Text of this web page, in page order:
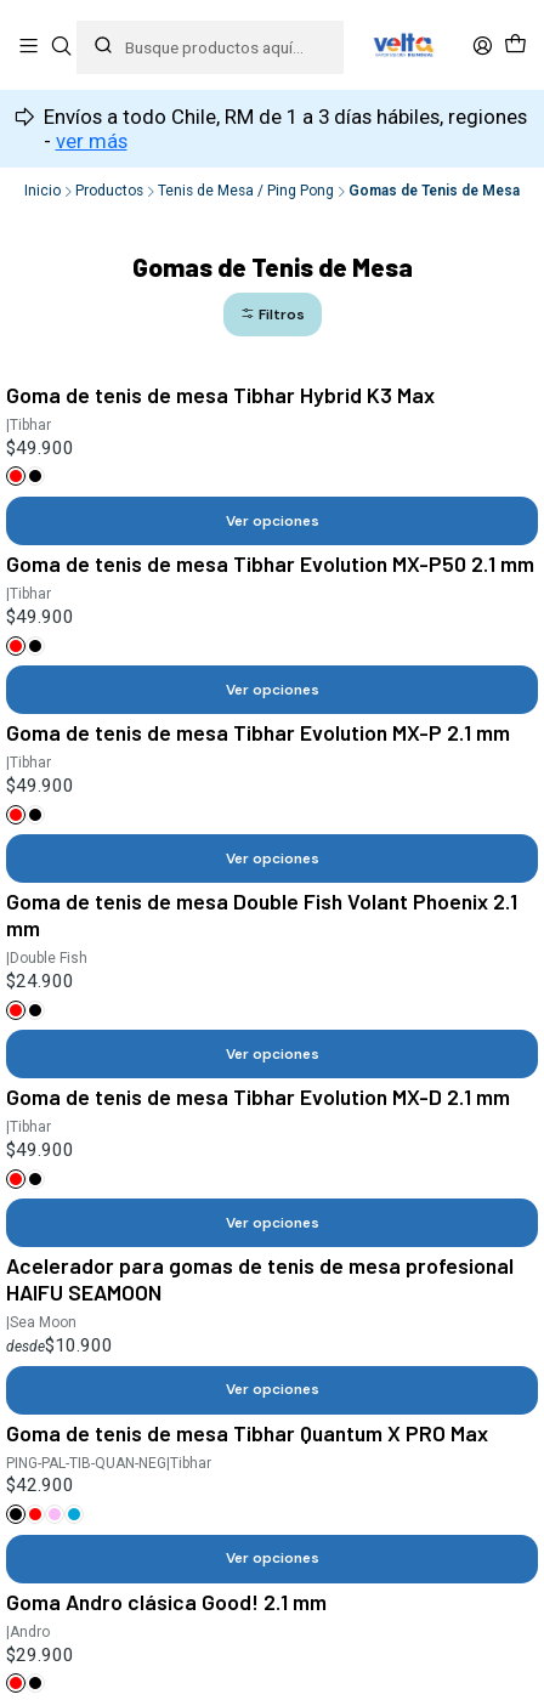
Envíos a todo Chile, RM de 1 a 3 días hábiles, regiones
- ver más
Inicio Productos Tenis de Mesa / Ping Pong Gomas de Tenis de Mesa
Gomas de Tenis de Mesa
Filtros
Goma de tenis de mesa Tibhar Hybrid K3 Max
|Tibhar
$49.900
Ver opciones
Goma de tenis de mesa Tibhar Evolution MX-P50 2.1 mm
|Tibhar
$49.900
Ver opciones
Goma de tenis de mesa Tibhar Evolution MX-P 2.1 mm
|Tibhar
$49.900
Ver opciones
Goma de tenis de mesa Double Fish Volant Phoenix 2.1
mm
Double Fish
$24.900
Ver opciones
Goma de tenis de mesa Tibhar Evolution MX-D 2.1 mm
|Tibhar
$49.900
Ver opciones
Acelerador para gomas de tenis de mesa profesional
HAIFU SEAMOON
|Sea Moon
desde$10.900
Ver opciones
Goma de tenis de mesa Tibhar Quantum X PRO Max
PING-PAL-TIB-QUAN-NEG|Tibhar
$42.900
Ver opciones
Goma Andro clásica Good! 2.1 mm
|Andro
$29.900